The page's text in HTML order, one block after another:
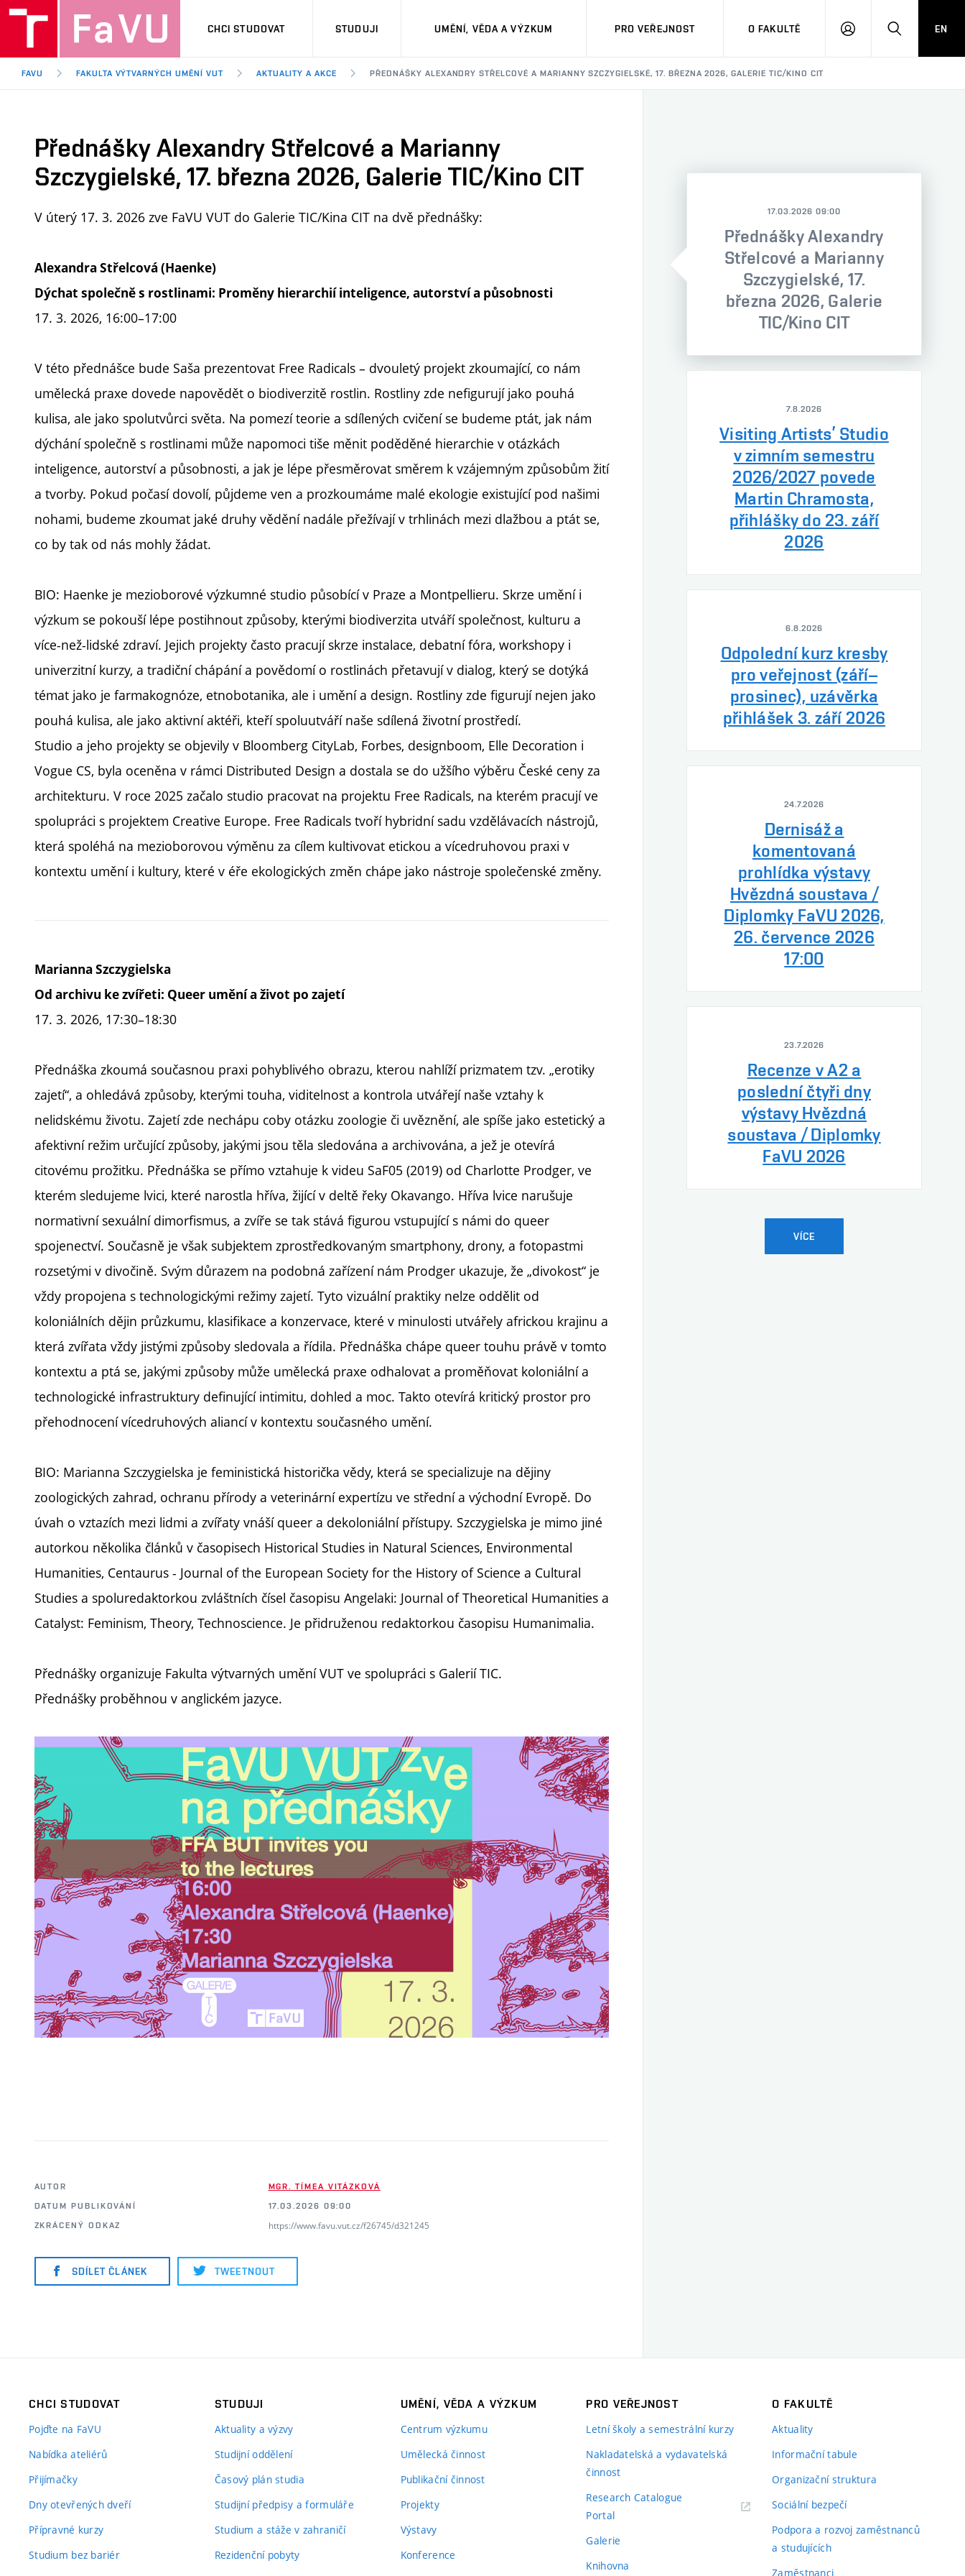
CHCI STUDOVAT STUDUJI UMĚNÍ, VĚDA A VÝZKUM PRO VEŘEJNOST O FAKULTĚ
PŘIHLÁSITHLEDAT
EN
FAVU FAKULTA VÝTVARNÝCH UMĚNÍ VUT AKTUALITY A AKCE PŘEDNÁŠKY ALEXANDRY STŘELCOVÉ A MARIANNY SZCZYGIELSKÉ, 17. BŘEZNA 2026, GALERIE TIC/KINO CIT
Přednášky Alexandry Střelcové a Marianny
Szczygielské, 17. března 2026, Galerie TIC/Kino CIT
V úterý 17. 3. 2026 zve FaVU VUT do Galerie TIC/Kina CIT na dvě přednášky:
Alexandra Střelcová (Haenke)
Dýchat společně s rostlinami: Proměny hierarchií inteligence, autorství a působnosti
17. 3. 2026, 16:00–17:00
V této přednášce bude Saša prezentovat Free Radicals – dvouletý projekt zkoumající, co nám
umělecká praxe dovede napovědět o biodiverzitě rostlin. Rostliny zde nefigurují jako pouhá
kulisa, ale jako spolutvůrci světa. Na pomezí teorie a sdílených cvičení se budeme ptát, jak nám
dýchání společně s rostlinami může napomoci tiše měnit poděděné hierarchie v otázkách
inteligence, autorství a působnosti, a jak je lépe přesměrovat směrem k vzájemným způsobům žití
a tvorby. Pokud počasí dovolí, půjdeme ven a prozkoumáme malé ekologie existující pod našimi
nohami, budeme zkoumat jaké druhy vědění nadále přežívají v trhlinách mezi dlažbou a ptát se,
co by tak od nás mohly žádat.
BIO: Haenke je mezioborové výzkumné studio působící v Praze a Montpellieru. Skrze umění i
výzkum se pokouší lépe postihnout způsoby, kterými biodiverzita utváří společnost, kulturu a
více-než-lidské zdraví. Jejich projekty často pracují skrze instalace, debatní fóra, workshopy i
univerzitní kurzy, a tradiční chápání a povědomí o rostlinách přetavují v dialog, který se dotýká
témat jako je farmakognóze, etnobotanika, ale i umění a design. Rostliny zde figurují nejen jako
pouhá kulisa, ale jako aktivní aktéři, kteří spoluutváří naše sdílená životní prostředí.
Studio a jeho projekty se objevily v Bloomberg CityLab, Forbes, designboom, Elle Decoration i
Vogue CS, byla oceněna v rámci Distributed Design a dostala se do užšího výběru České ceny za
architekturu. V roce 2025 začalo studio pracovat na projektu Free Radicals, na kterém pracují ve
spolupráci s projektem Creative Europe. Free Radicals tvoří hybridní sadu vzdělávacích nástrojů,
která spoléhá na mezioborovou výměnu za cílem kultivovat etickou a vícedruhovou praxi v
kontextu umění i kultury, které v éře ekologických změn chápe jako nástroje společenské změny.
Marianna Szczygielska
Od archivu ke zvířeti: Queer umění a život po zajetí
17. 3. 2026, 17:30–18:30
Přednáška zkoumá současnou praxi pohyblivého obrazu, kterou nahlíží prizmatem tzv. „erotiky
zajetí“, a ohledává způsoby, kterými touha, viditelnost a kontrola utvářejí naše vztahy k
nelidskému životu. Zajetí zde nechápu coby otázku zoologie či uvěznění, ale spíše jako estetický a
afektivní režim určující způsoby, jakými jsou těla sledována a archivována, a jež je otevírá
citovému prožitku. Přednáška se přímo vztahuje k videu SaF05 (2019) od Charlotte Prodger, ve
kterém sledujeme lvici, které narostla hříva, žijící v deltě řeky Okavango. Hříva lvice narušuje
normativní sexuální dimorfismus, a zvíře se tak stává figurou vstupující s námi do queer
spojenectví. Současně je však subjektem zprostředkovaným smartphony, drony, a fotopastmi
rozsetými v divočině. Svým důrazem na podobná zařízení nám Prodger ukazuje, že „divokost“ je
vždy propojena s technologickými režimy zajetí. Tyto vizuální praktiky nelze oddělit od
koloniálních dějin průzkumu, klasifikace a konzervace, které v minulosti utvářely africkou krajinu a
která zvířata vždy jistými způsoby sledovala a řídila. Přednáška chápe queer touhu právě v tomto
kontextu a ptá se, jakými způsoby může umělecká praxe odhalovat a proměňovat koloniální a
technologické infrastruktury definující intimitu, dohled a moc. Takto otevírá kritický prostor pro
přehodnocení vícedruhových aliancí v kontextu současného umění.
BIO: Marianna Szczygielska je feministická historička vědy, která se specializuje na dějiny
zoologických zahrad, ochranu přírody a veterinární expertízu ve střední a východní Evropě. Do
úvah o vztazích mezi lidmi a zvířaty vnáší queer a dekoloniální přístupy. Szczygielska je mimo jiné
autorkou několika článků v časopisech Historical Studies in Natural Sciences, Environmental
Humanities, Centaurus - Journal of the European Society for the History of Science a Cultural
Studies a spoluredaktorkou zvláštních čísel časopisu Angelaki: Journal of Theoretical Humanities a
Catalyst: Feminism, Theory, Technoscience. Je přidruženou redaktorkou časopisu Humanimalia.
Přednášky organizuje Fakulta výtvarných umění VUT ve spolupráci s Galerií TIC.
Přednášky proběhnou v anglickém jazyce.
AUTOR
MGR. TÍMEA VITÁZKOVÁ
DATUM PUBLIKOVÁNÍ
17.03.2026 09:00
ZKRÁCENÝ ODKAZ
https://www.favu.vut.cz/f26745/d321245
SDÍLET ČLÁNEK TWEETNOUT
17.03.2026 09:00
Přednášky Alexandry
Střelcové a Marianny
Szczygielské, 17.
března 2026, Galerie
TIC/Kino CIT
7.8.2026
Visiting Artists’ Studio
v zimním semestru
2026/2027 povede
Martin Chramosta,
přihlášky do 23. září
2026
6.8.2026
Odpolední kurz kresby
pro veřejnost (září–
prosinec), uzávěrka
přihlášek 3. září 2026
24.7.2026
Dernisáž a
komentovaná
prohlídka výstavy
Hvězdná soustava /
Diplomky FaVU 2026,
26. července 2026
17:00
23.7.2026
Recenze v A2 a
poslední čtyři dny
výstavy Hvězdná
soustava / Diplomky
FaVU 2026
VÍCE
CHCI STUDOVAT
Pojďte na FaVU
Nabídka ateliérů
Přijímačky
Dny otevřených dveří
Přípravné kurzy
Studium bez bariér
STUDUJI
Aktuality a výzvy
Studijní oddělení
Časový plán studia
Studijní předpisy a formuláře
Studium a stáže v zahraničí
Rezidenční pobyty
UMĚNÍ, VĚDA A VÝZKUM
Centrum výzkumu
Umělecká činnost
Publikační činnost
Projekty
Výstavy
Konference
PRO VEŘEJNOST
Letní školy a semestrální kurzy
Nakladatelská a vydavatelská
činnost
Research Catalogue
Portal
Galerie
Knihovna
O FAKULTĚ
Aktuality
Informační tabule
Organizační struktura
Sociální bezpečí
Podpora a rozvoj zaměstnanců
a studujících
Zaměstnanci